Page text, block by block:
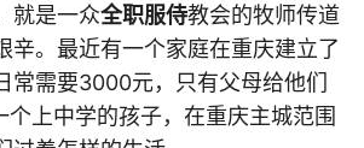
就是一众全职服侍教会的牧师传道
辛。最近有一个家庭在重庆建立了
常需要3000元，只有父母给他们
上中学的孩子，在重庆主城范围